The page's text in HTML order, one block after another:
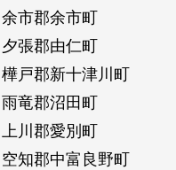
余市郡余市町
夕張郡由仁町
樺戸郡新十津川町
雨竜郡沼田町
上川郡愛別町
空知郡中富良野町